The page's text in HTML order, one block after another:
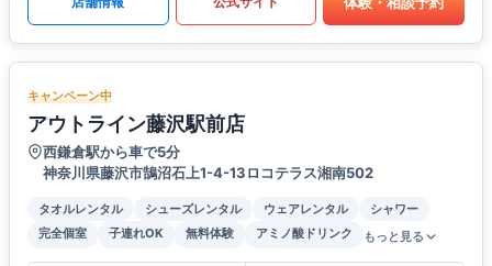
キャンペーン中
アウトライン藤沢駅前店
西鎌倉駅から車で5分
神奈川県藤沢市鵠沼石上1-4-13ロコテラス湘南502
タオルレンタル シューズレンタル ウェアレンタル
シャワー
完全個室
子連れOK 無料体験 アミノ酸ドリンク もっと見る